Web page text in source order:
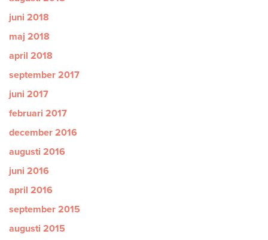
juni 2018
maj 2018
april 2018
september 2017
juni 2017
februari 2017
december 2016
augusti 2016
juni 2016
april 2016
september 2015
augusti 2015